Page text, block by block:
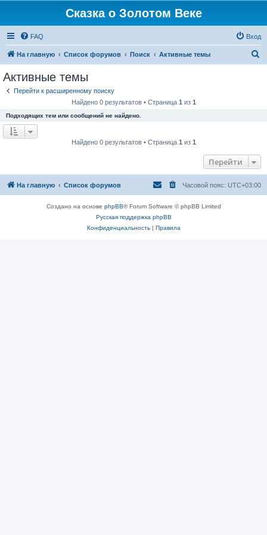
Сказка о Золотом Веке
FAQ Вход
На главную Список форумов Поиск Активные темы
Активные темы
Перейти к расширенному поиску
Найдено 0 результатов • Страница 1 из 1
Подходящих тем или сообщений не найдено.
Найдено 0 результатов • Страница 1 из 1
Перейти
На главную Список форумов Часовой пояс: UTC+03:00
Создано на основе phpBB® Forum Software © phpBB Limited
Русская поддержка phpBB
Конфиденциальность| Правила